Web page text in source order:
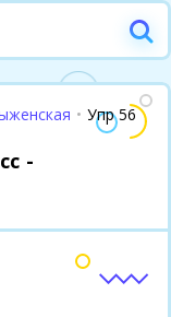
• Упр 56
-